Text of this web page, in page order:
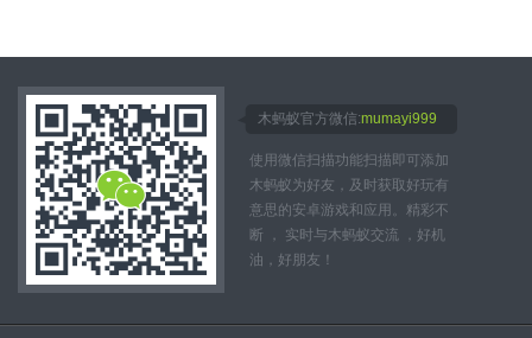
木蚂蚁官方微信:mumayi999
使用微信扫描功能扫描即可添加
木蚂蚁为好友，及时获取好玩有
意思的安卓游戏和应用。精彩不
断 ， 实时与木蚂蚁交流 ，好机
油，好朋友！